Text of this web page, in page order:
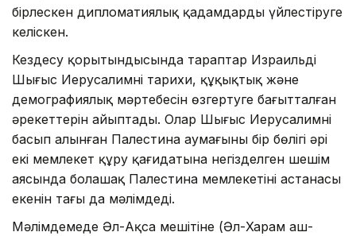
бірлескен дипломатиялық қадамдарды үйлестіруге
келіскен.
Кездесу қорытындысында тараптар Израильдің
Шығыс Иерусалимнің тарихи, құқықтық және
демографиялық мәртебесін өзгертуге бағытталған
әрекеттерін айыптады. Олар Шығыс Иерусалимнің
басып алынған Палестина аумағының бір бөлігі әрі
екі мемлекет құру қағидатына негізделген шешім
аясында болашақ Палестина мемлекетінің астанасы
екенін тағы да мәлімдеді.
Мәлімдемеде Әл-Ақса мешітіне (Әл-Харам аш-